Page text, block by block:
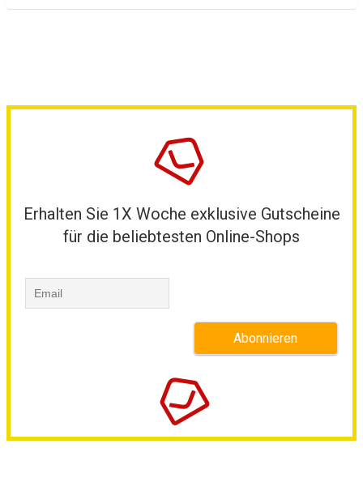
Erhalten Sie 1X Woche exklusive Gutscheine
für die beliebtesten Online-Shops